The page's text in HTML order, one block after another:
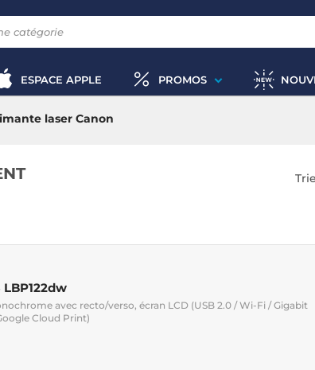
ESPACE APPLE PROMOS
laser Canon
LBP122dw
avec recto/verso, écran LCD (USB 2.0 / Wi-Fi / Gigabit
Cloud Print)